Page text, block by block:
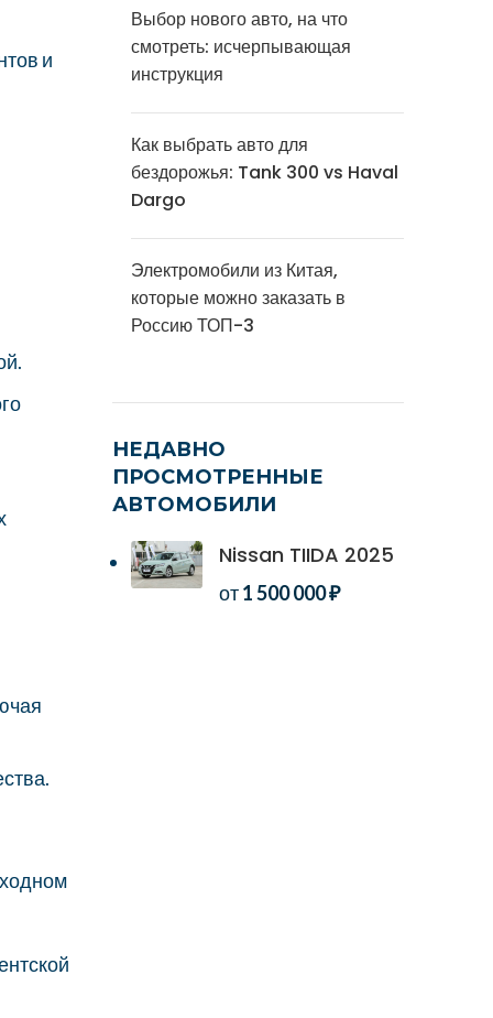
и
Выбор нового авто, на что
смотреть: исчерпывающая
инструкция
Как выбрать авто для
бездорожья: Tank 300 vs Haval
Dargo
Электромобили из Китая,
которые можно заказать в
Россию ТОП-3
НЕДАВНО
ПРОСМОТРЕННЫЕ
АВТОМОБИЛИ
Nissan TIIDA 2025
от1 500 000₽